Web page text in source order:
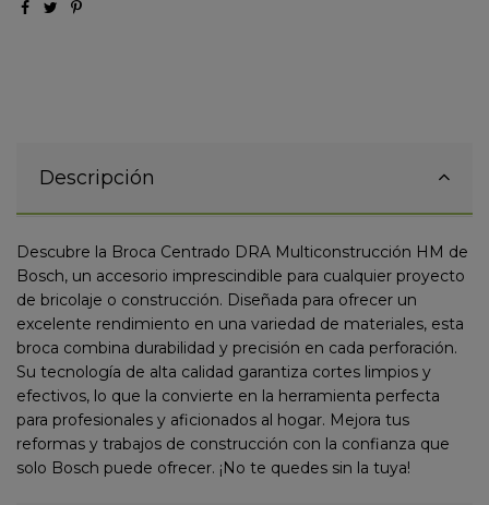
Descripción
Descubre la Broca Centrado DRA Multiconstrucción HM de
Bosch, un accesorio imprescindible para cualquier proyecto
de bricolaje o construcción. Diseñada para ofrecer un
excelente rendimiento en una variedad de materiales, esta
broca combina durabilidad y precisión en cada perforación.
Su tecnología de alta calidad garantiza cortes limpios y
efectivos, lo que la convierte en la herramienta perfecta
para profesionales y aficionados al hogar. Mejora tus
reformas y trabajos de construcción con la confianza que
solo Bosch puede ofrecer. ¡No te quedes sin la tuya!